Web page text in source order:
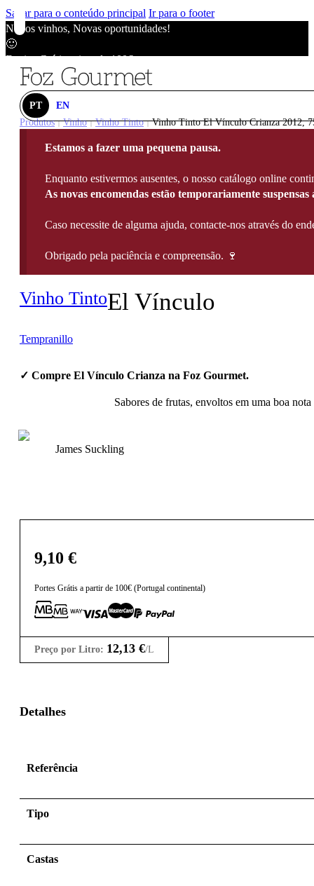
Saltar para o conteúdo principal Ir para o footer
Novos vinhos, Novas oportunidades!
🙂
Envios Grátis acima de 100€
Novos vinhos, Novas oportunidades!
Envios Grátis acima de 100€
Novos vinhos, Novas oportunidades!
Envios Grátis acima de 100€
PT
EN
Produtos | Vinho | Vinho Tinto | Vinho Tinto El Vínculo Crianza 2012,
Estamos a fazer uma pequena pausa.
Enquanto estivermos ausentes, o nosso catálogo online
As novas encomendas estão temporariamente suspensas
Caso necessite de alguma ajuda, contacte-nos através do
Obrigado pela paciência e compreensão. 🍷
Vinho TintoEl Vínculo
Tempranillo
✓ Compre El Vínculo Crianza na Foz Gourmet.
Sabores de frutas, envoltos em uma boa
James Suckling
9,10 €
Portes Grátis a partir de 100€ (Portugal continental)
Preço por Litro: 12,13 €/L
Detalhes
Referência
Tipo
Castas